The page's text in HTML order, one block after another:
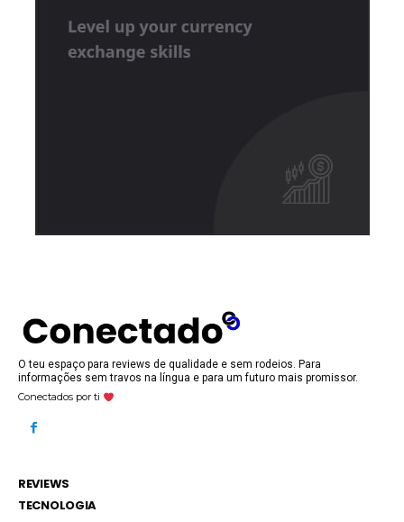
O teu espaço para reviews de qualidade e sem rodeios. Para
informações sem travos na língua e para um futuro mais promissor.
Conectados por ti
REVIEWS
TECNOLOGIA